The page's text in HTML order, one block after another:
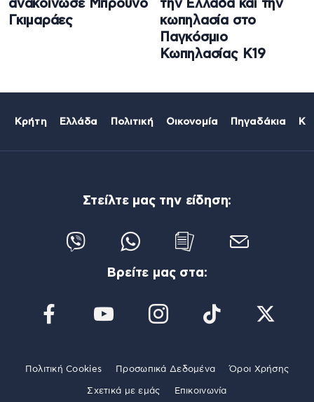
ανακοίνωσε Μπρούνο
Γκιμαράες
την Ελλάδα και την
κωπηλασία στο
Παγκόσμιο
Κωπηλασίας Κ19
Κρήτη Ελλάδα Πολιτική Οικονομία Πηγαδάκια
Στείλτε μας την είδηση:
Βρείτε μας στα:
Πολιτική Cookies Προσωπικά Δεδομένα Όροι Χρήσης
Σχετικά με εμάς Επικοινωνία